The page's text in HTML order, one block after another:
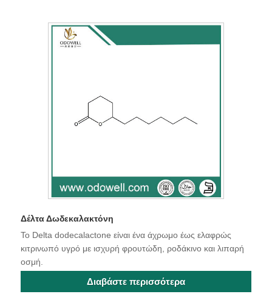
Δέλτα Δωδεκαλακτόνη
Το Delta dodecalactone είναι ένα άχρωμο έως ελαφρώς
κιτρινωπό υγρό με ισχυρή φρουτώδη, ροδάκινο και λιπαρή
οσμή.
Διαβάστε περισσότερα